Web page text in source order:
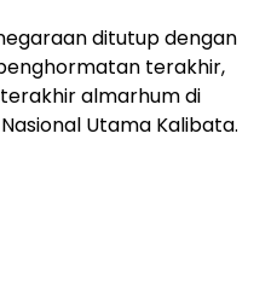
ditutup dengan
terakhir,
almarhum di
Utama Kalibata.